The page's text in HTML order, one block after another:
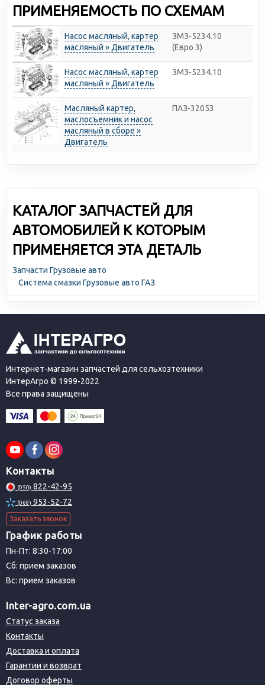
ПРИМЕНЯЕМОСТЬ ПО СХЕМАМ
Насос масляный, картер
масляный » Двигатель
ЗМЗ-5234.10
(Евро 3)
Насос масляный, картер
масляный » Двигатель
ЗМЗ-5234.10
Масляный картер,
маслосъемник и насос
масляный в сборе »
Двигатель
ПАЗ-32053
КАТАЛОГ ЗАПЧАСТЕЙ ДЛЯ
АВТОМОБИЛЕЙ К КОТОРЫМ
ПРИМЕНЯЕТСЯ ЭТА ДЕТАЛЬ
Запчасти Грузовые авто
Система смазки Грузовые авто ГАЗ
Интернет-магазин запчастей для сельхозтехники
ИнтерАгро © 1999-2022
Все права защищены
Контакты
(050) 822-42-95
(068) 953-52-72
Заказать звонок
График работы
Пн-Пт: 8:30-17:00
Сб: прием заказов
Вс: прием заказов
Inter-agro.com.ua
Статус заказа
Контакты
Доставка и оплата
Гарантии и возврат
Договор оферты